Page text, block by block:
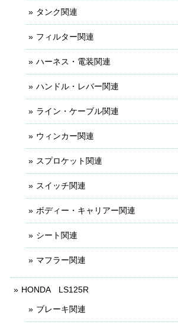
タンク関連
フィルター関連
ハーネス・電装関連
ハンドル・レバー関連
ライン・ケーブル関連
ウィンカー関連
スプロケット関連
スイッチ関連
ボディー・キャリアー関連
シート関連
マフラー関連
HONDA LS125R
ブレーキ関連